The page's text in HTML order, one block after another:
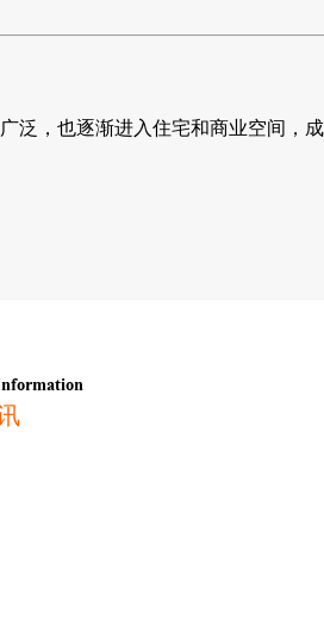
泛，也逐渐进入住宅和商业空间，